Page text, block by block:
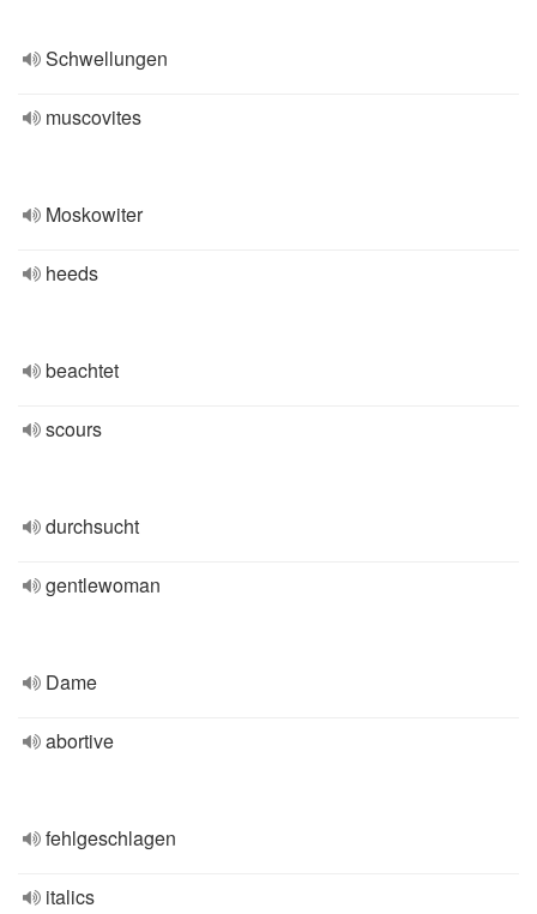
Schwellungen
muscovites
Moskowiter
heeds
beachtet
scours
durchsucht
gentlewoman
Dame
abortive
fehlgeschlagen
italics